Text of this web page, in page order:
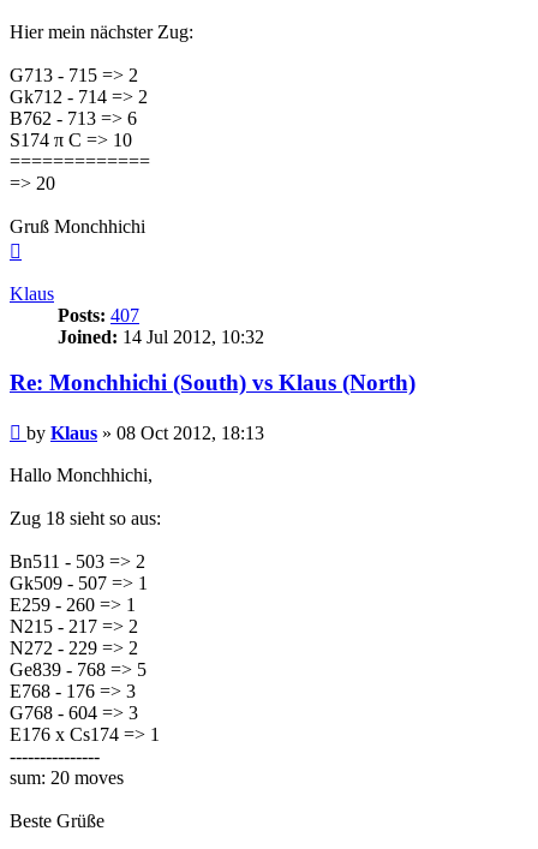
Hier mein nächster Zug:
G713 - 715 => 2
Gk712 - 714 => 2
B762 - 713 => 6
S174 π C => 10
=============
=> 20
Gruß Monchhichi
Klaus
Posts: 407
Joined: 14 Jul 2012, 10:32
Re: Monchhichi (South) vs Klaus (North)
Post
by Klaus » 08 Oct 2012, 18:13
Hallo Monchhichi,
Zug 18 sieht so aus:
Bn511 - 503 => 2
Gk509 - 507 => 1
E259 - 260 => 1
N215 - 217 => 2
N272 - 229 => 2
Ge839 - 768 => 5
E768 - 176 => 3
G768 - 604 => 3
E176 x Cs174 => 1
---------------
sum: 20 moves
Beste Grüße